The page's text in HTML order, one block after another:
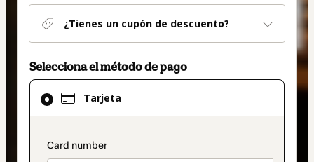
¿Tienes un cupón de descuento?
Selecciona el método de pago
Tarjeta
payment_data.section_title_v2
El
método
seleccionado